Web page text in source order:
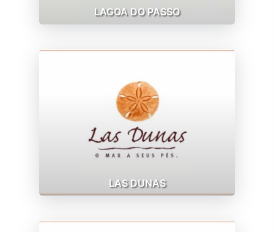
LAGOA DO PASSO
LAS DUNAS